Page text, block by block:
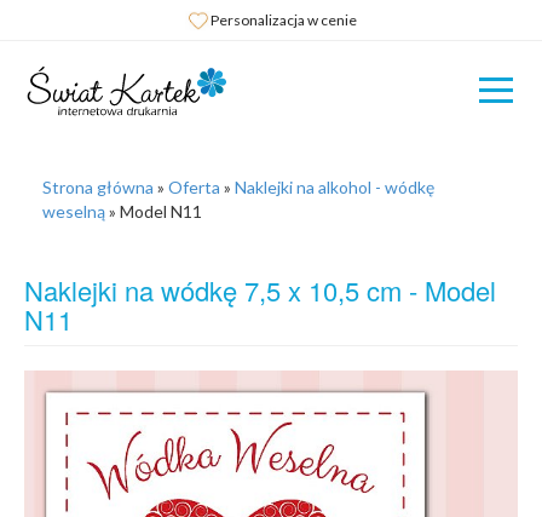
Personalizacja w cenie
Strona główna » Oferta » Naklejki na alkohol - wódkę
weselną» Model N11
Naklejki na wódkę 7,5 x 10,5 cm - Model
N11